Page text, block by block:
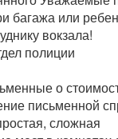
багажа или
вокзала!
полиции
о
письменной
сложная